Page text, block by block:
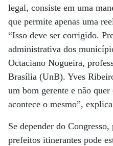
legal, consiste em uma
que permite apenas uma
“Isso deve ser corrigido.
administrativa dos
Octaciano Nogueira,
Brasília (UnB). Yves
um bom gerente e não
acontece o mesmo”,
Se depender do
prefeitos itinerantes pode